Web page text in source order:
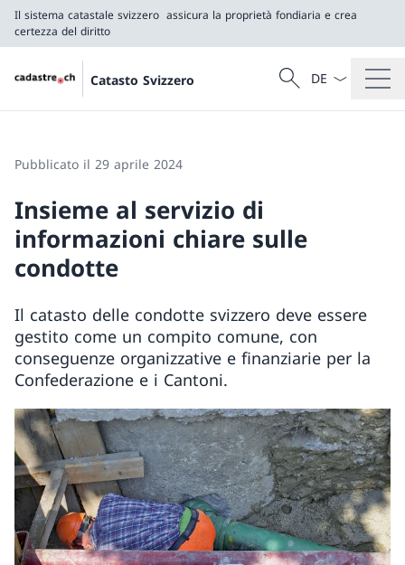
Il sistema catastale svizzero assicura la proprietà fondiaria e crea
certezza del diritto
Catasto Svizzero
assicura la proprietà fondiaria e crea certezza
Cercare
Ricerca
Dal menu a
Pubblicato il 29 aprile 2024
Insieme al servizio di
informazioni chiare sulle
condotte
Il catasto delle condotte svizzero deve essere
gestito come un compito comune, con
conseguenze organizzative e finanziarie per la
Confederazione e i Cantoni.